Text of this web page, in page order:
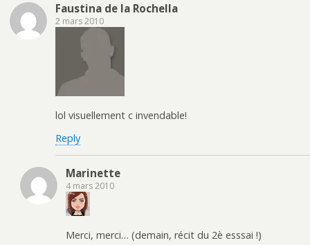
Faustina de la Rochella
2 mars 2010
lol visuellement c invendable!
Reply
Marinette
4 mars 2010
Merci, merci… (demain, récit du 2è esssai !)